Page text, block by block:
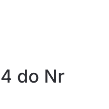
do Nr